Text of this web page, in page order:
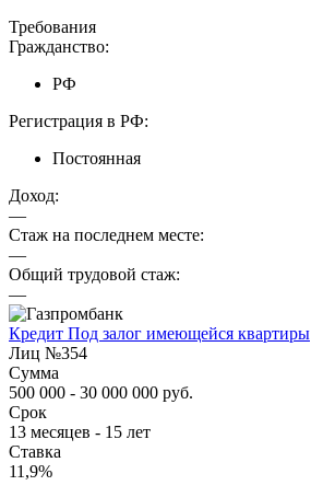
Требования
Гражданство:
РФ
Регистрация в РФ:
Постоянная
Доход:
—
Стаж на последнем месте:
—
Общий трудовой стаж:
—
Кредит Под залог имеющейся квартиры
Лиц №354
Сумма
500 000 - 30 000 000 руб.
Срок
13 месяцев - 15 лет
Ставка
11,9%